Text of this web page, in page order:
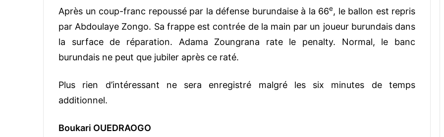
Après un coup-franc repoussé par la défense burundaise à la 66e, le ballon est repris
par Abdoulaye Zongo. Sa frappe est contrée de la main par un joueur burundais dans
la surface de réparation. Adama Zoungrana rate le penalty. Normal, le banc
burundais ne peut que jubiler après ce raté.
Plus rien d’intéressant ne sera enregistré malgré les six minutes de temps
additionnel.
Boukari OUEDRAOGO